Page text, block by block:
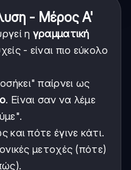
- Μέρος Α'
η γραμματική
- είναι πιο εύκολο
παίρνει ως
. Είναι σαν να λέμε
και πότε έγινε κάτι.
μετοχές (πότε)